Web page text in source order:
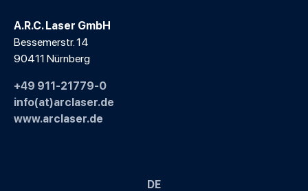
A.R.C. Laser GmbH
Bessemerstr. 14
90411 Nürnberg
+49 911-21779-0
info(at)arclaser.de
www.arclaser.de
DE